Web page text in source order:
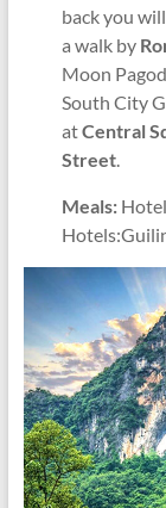
back you
a walk by
Moon
South City
atCentral
Street
Meals: